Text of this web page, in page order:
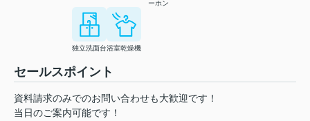
ーホン
独立洗面台浴室乾燥機
セールスポイント
資料請求のみでのお問い合わせも大歓迎です！
当日のご案内可能です！